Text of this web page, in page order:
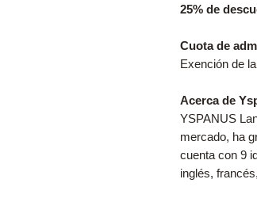
25% de
Cuota de
Exención de
Acerca de
YSPANUS
mercado, ha
cuenta con 9
inglés,